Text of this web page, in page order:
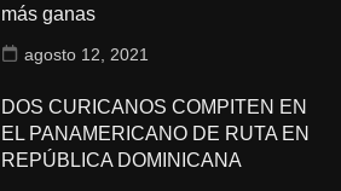
más ganas
agosto 12, 2021
DOS CURICANOS COMPITEN EN
EL PANAMERICANO DE RUTA EN
REPÚBLICA DOMINICANA